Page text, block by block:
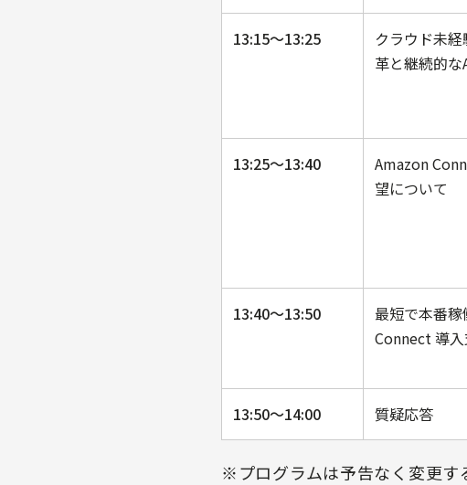
13:15〜13:25
クラウド未
革と継続的
13:25〜13:40
Amazon
望について
13:40〜13:50
最短で本番
Connect 導
13:50〜14:00 質疑応答
※プログラムは予告なく変更す